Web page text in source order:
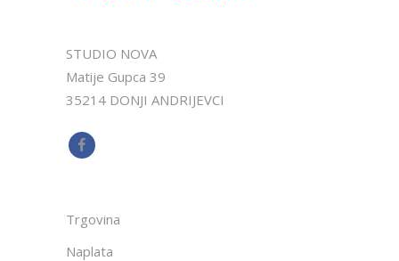
STUDIO NOVA
Matije Gupca 39
35214 DONJI ANDRIJEVCI
Trgovina
Naplata